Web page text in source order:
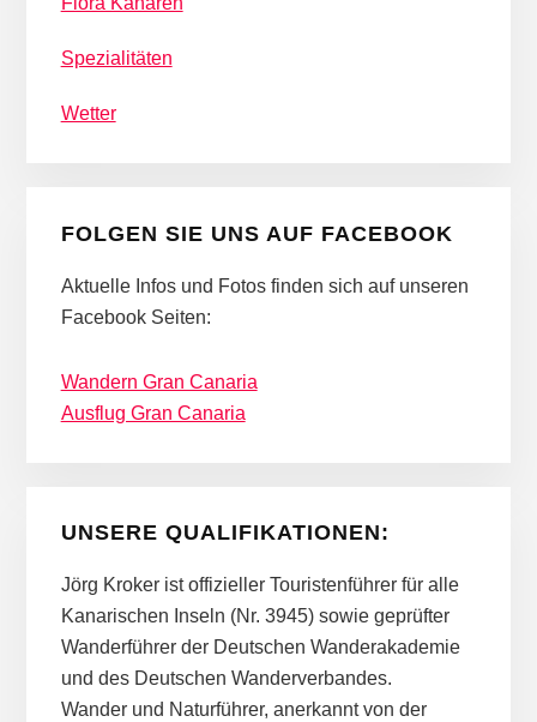
Spezialitäten
Wetter
FOLGEN SIE UNS AUF FACEBOOK
Aktuelle Infos und Fotos finden sich auf unseren
Facebook Seiten:
Wandern Gran Canaria
Ausflug Gran Canaria
UNSERE QUALIFIKATIONEN:
Jörg Kroker ist offizieller Touristenführer für alle
Kanarischen Inseln (Nr. 3945) sowie geprüfter
Wanderführer der Deutschen Wanderakademie
und des Deutschen Wanderverbandes.
Wander und Naturführer, anerkannt von der